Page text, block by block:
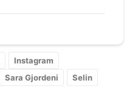
Instagram
Sara Gjordeni
Selin